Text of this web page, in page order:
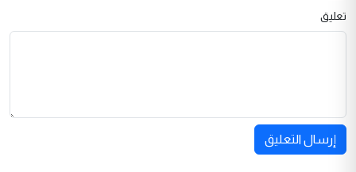
تعليق
إرسال التعليق